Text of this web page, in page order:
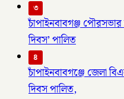
৩
চাঁপাইনবাবগঞ্জ পৌরসভার
দিবস’ পালিত
৪
চাঁপাইনবাবগঞ্জে জেলা
দিবস পালিত,